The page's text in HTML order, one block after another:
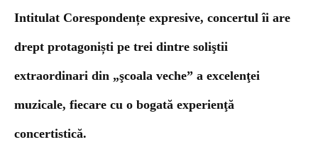
Intitulat Corespondențe expresive, concertul îi are
drept protagoniști pe trei dintre soliştii
extraordinari din „şcoala veche” a excelenţei
muzicale, fiecare cu o bogată experienţă
concertistică.